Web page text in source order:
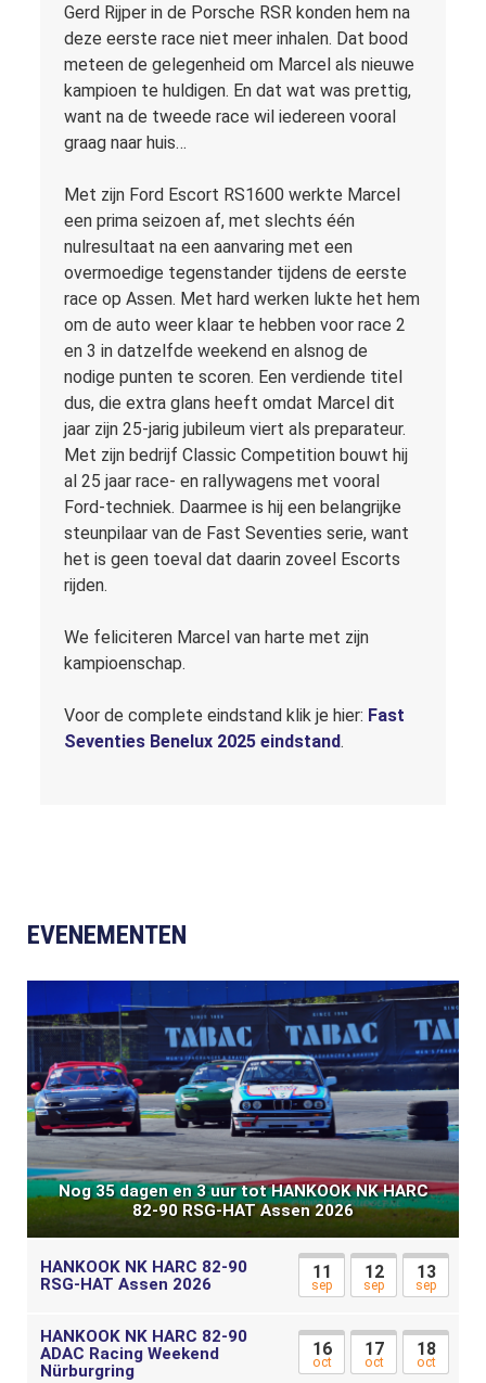
Gerd Rijper in de Porsche RSR konden hem na
deze eerste race niet meer inhalen. Dat bood
meteen de gelegenheid om Marcel als nieuwe
kampioen te huldigen. En dat wat was prettig,
want na de tweede race wil iedereen vooral
graag naar huis…
Met zijn Ford Escort RS1600 werkte Marcel
een prima seizoen af, met slechts één
nulresultaat na een aanvaring met een
overmoedige tegenstander tijdens de eerste
race op Assen. Met hard werken lukte het hem
om de auto weer klaar te hebben voor race 2
en 3 in datzelfde weekend en alsnog de
nodige punten te scoren. Een verdiende titel
dus, die extra glans heeft omdat Marcel dit
jaar zijn 25-jarig jubileum viert als preparateur.
Met zijn bedrijf Classic Competition bouwt hij
al 25 jaar race- en rallywagens met vooral
Ford-techniek. Daarmee is hij een belangrijke
steunpilaar van de Fast Seventies serie, want
het is geen toeval dat daarin zoveel Escorts
rijden.
We feliciteren Marcel van harte met zijn
kampioenschap.
Voor de complete eindstand klik je hier: Fast
Seventies Benelux 2025 eindstand.
EVENEMENTEN
Nog 35 dagen en 3 uur tot HANKOOK NK HARC
82-90 RSG-HAT Assen 2026
HANKOOK NK HARC 82-90
RSG-HAT Assen 2026
11
sep
12
sep
13
sep
HANKOOK NK HARC 82-90
ADAC Racing Weekend
Nürburgring
16
oct
17
oct
18
oct